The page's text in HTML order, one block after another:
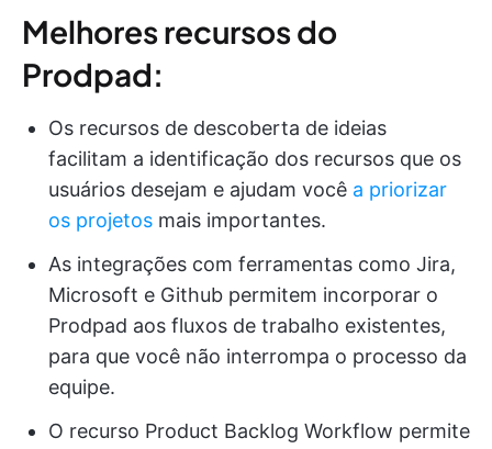
Melhores recursos do
Prodpad:
Os recursos de descoberta de ideias
facilitam a identificação dos recursos que os
usuários desejam e ajudam você a priorizar
os projetos mais importantes.
As integrações com ferramentas como Jira,
Microsoft e Github permitem incorporar o
Prodpad aos fluxos de trabalho existentes,
para que você não interrompa o processo da
equipe.
O recurso Product Backlog Workflow permite